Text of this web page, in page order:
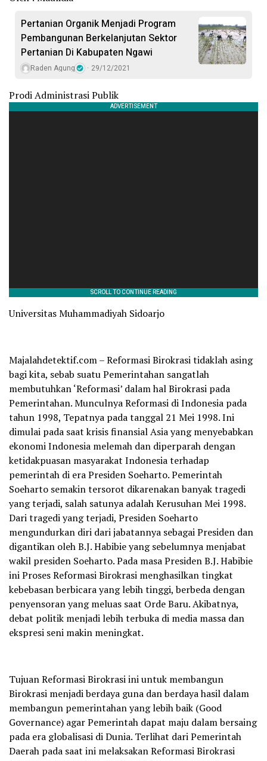
Pertanian Organik Menjadi Program
Pembangunan Berkelanjutan Sektor
Pertanian Di Kabupaten Ngawi
Raden Agung 29/12/2021
Prodi Administrasi Publik
Universitas Muhammadiyah Sidoarjo
Majalahdetektif.com – Reformasi Birokrasi tidaklah asing
bagi kita, sebab suatu Pemerintahan sangatlah
membutuhkan ‘Reformasi’ dalam hal Birokrasi pada
Pemerintahan. Munculnya Reformasi di Indonesia pada
tahun 1998, Tepatnya pada tanggal 21 Mei 1998. Ini
dimulai pada saat krisis finansial Asia yang menyebabkan
ekonomi Indonesia melemah dan diperparah dengan
ketidakpuasan masyarakat Indonesia terhadap
pemerintah di era Presiden Soeharto. Pemerintah
Soeharto semakin tersorot dikarenakan banyak tragedi
yang terjadi, salah satunya adalah Kerusuhan Mei 1998.
Dari tragedi yang terjadi, Presiden Soeharto
mengundurkan diri dari jabatannya sebagai Presiden dan
digantikan oleh B.J. Habibie yang sebelumnya menjabat
wakil presiden Soeharto. Pada masa Presiden B.J. Habibie
ini Proses Reformasi Birokrasi menghasilkan tingkat
kebebasan berbicara yang lebih tinggi, berbeda dengan
penyensoran yang meluas saat Orde Baru. Akibatnya,
debat politik menjadi lebih terbuka di media massa dan
ekspresi seni makin meningkat.
Tujuan Reformasi Birokrasi ini untuk membangun
Birokrasi menjadi berdaya guna dan berdaya hasil dalam
membangun pemerintahan yang lebih baik (Good
Governance) agar Pemerintah dapat maju dalam bersaing
pada era globalisasi di Dunia. Terlihat dari Pemerintah
Daerah pada saat ini melaksakan Reformasi Birokrasi